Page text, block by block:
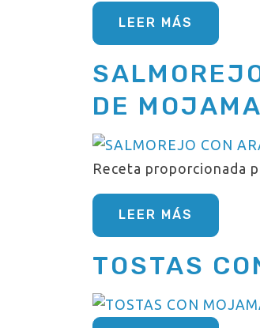
LEER MÁS
DE MOJAMA
Receta proporcionada
LEER MÁS
TOSTAS